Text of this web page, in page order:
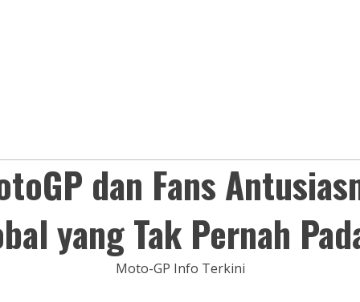
dan Fans
yang Tak Pernah
Moto-GP Info Terkini